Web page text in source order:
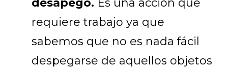
requiere trabajo ya que
sabemos que no es nada fácil
despegarse de aquellos objetos